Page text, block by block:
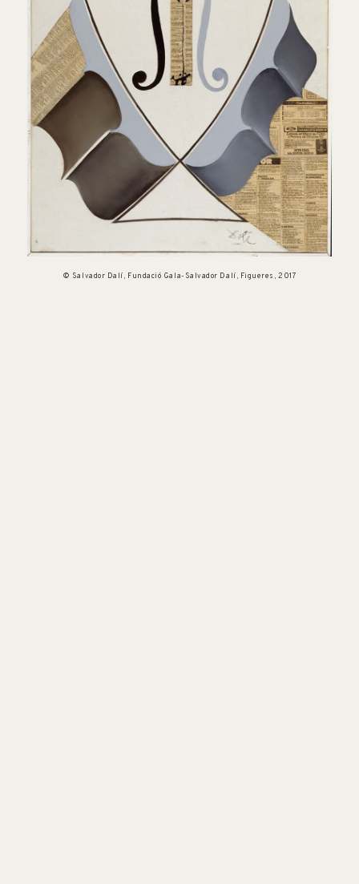
© Salvador Dalí, Fundació Gala-Salvador Dalí, Figueres, 2017